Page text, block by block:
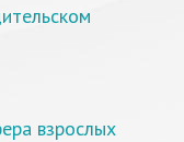
взрослых